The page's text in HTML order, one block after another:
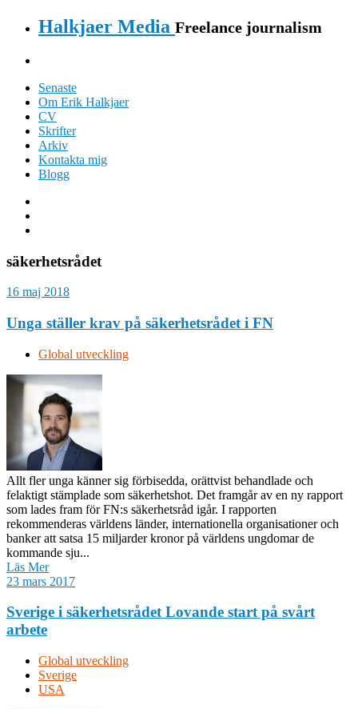
Halkjaer Media Freelance journalism
Senaste
Om Erik Halkjaer
CV
Skrifter
Arkiv
Kontakta mig
Blogg
säkerhetsrådet
16 maj 2018
Unga ställer krav på säkerhetsrådet i FN
Global utveckling
Allt fler unga känner sig förbisedda, orättvist behandlade och
felaktigt stämplade som säkerhetshot. Det framgår av en ny rapport
som lades fram för FN:s säkerhetsråd igår. I rapporten
rekommenderas världens länder, internationella organisationer och
banker att satsa 15 miljarder kronor på världens ungdomar de
kommande sju...
Läs Mer
23 mars 2017
Sverige i säkerhetsrådet Lovande start på svårt
arbete
Global utveckling
Sverige
USA